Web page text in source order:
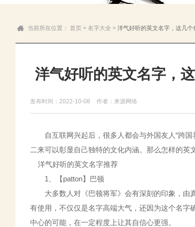
当前所在位置： 首页 > 名字大全 > 洋气好听的英文名字，这几个
洋气好听的英文名字，
发布时间：2022-10-08 作者：来源网络
自互联网兴起后，很多人都会与外国友人“跨国
二来可以彰显自己独特的文化内涵。那么怎样的
洋气好听的英文名字推荐
1、【patton】巴顿
大多数人对《巴顿将军》会有深刻的印象，由
有使用，不仅仅是名字高端大气，还因为这个名
中心的可能，在一定程度上让其自信心更强。